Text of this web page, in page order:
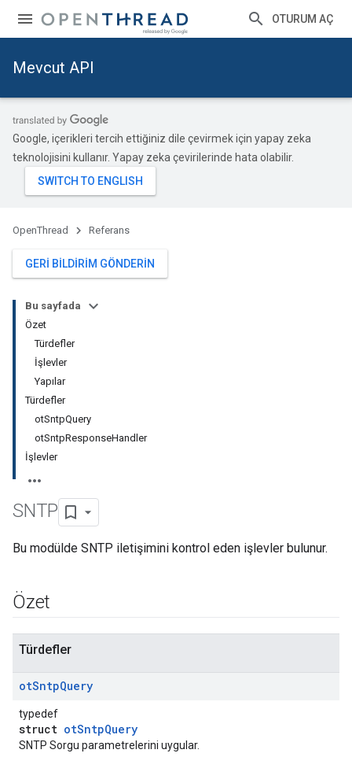
OTURUM AÇ
Mevcut API
Google, içerikleri tercih ettiğiniz dile çevirmek için yapay zeka
teknolojisini kullanır. Yapay zeka çevirilerinde hata olabilir.
OpenThread Referans
GERI BILDIRIM GÖNDERIN
Bu sayfada
Özet
Türdefler
İşlevler
Yapılar
Türdefler
otSntpQuery
otSntpResponseHandler
İşlevler
SNTP
Bu modülde SNTP iletişimini kontrol eden işlevler bulunur.
Özet
Türdefler
otSntpQuery
typedef
struct otSntpQuery
SNTP Sorgu parametrelerini uygular.